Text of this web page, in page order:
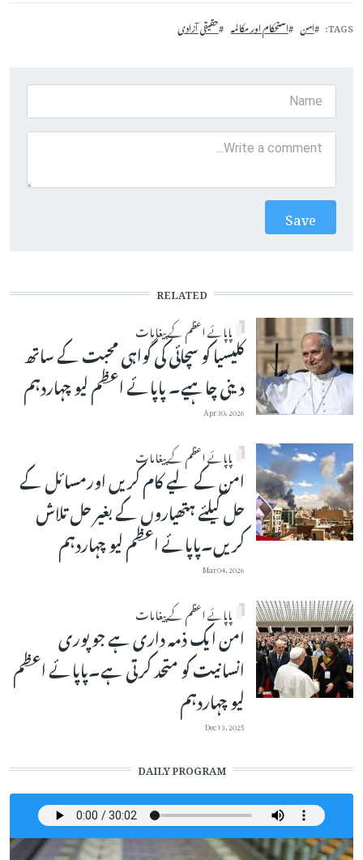
TAGS امن استحکام اور مکالمہ حقیقی آزادی
RELATED
پاپائے اعظم کے پیغامات
کلیسیا کو سچائی کی گواہی محبت کے ساتھ
دینی چاہیے۔ پاپائے اعظم لیو چہاردہم
Apr 30, 2026
پاپائے اعظم کے پیغامات
امن کے لیے کام کریں اورمسائل کے
حل کیلئے ہتھیاروں کے بغیر حل تلاش
کریں۔پاپائے اعظم لیو چہاردہم
Mar 04, 2026
پاپائے اعظم کے پیغامات
امن ایک ذمہ داری ہے جو پوری
انسانیت کو متحد کرتی ہے۔پاپائے اعظم
لیو چہاردہم
Dec 13, 2025
DAILY PROGRAM